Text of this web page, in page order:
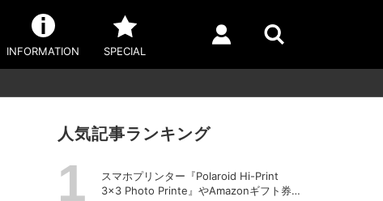
INFORMATION SPECIAL
人気記事ランキング
スマホプリンター『Polaroid Hi-Print
3×3 Photo Printe』やAmazonギフト券